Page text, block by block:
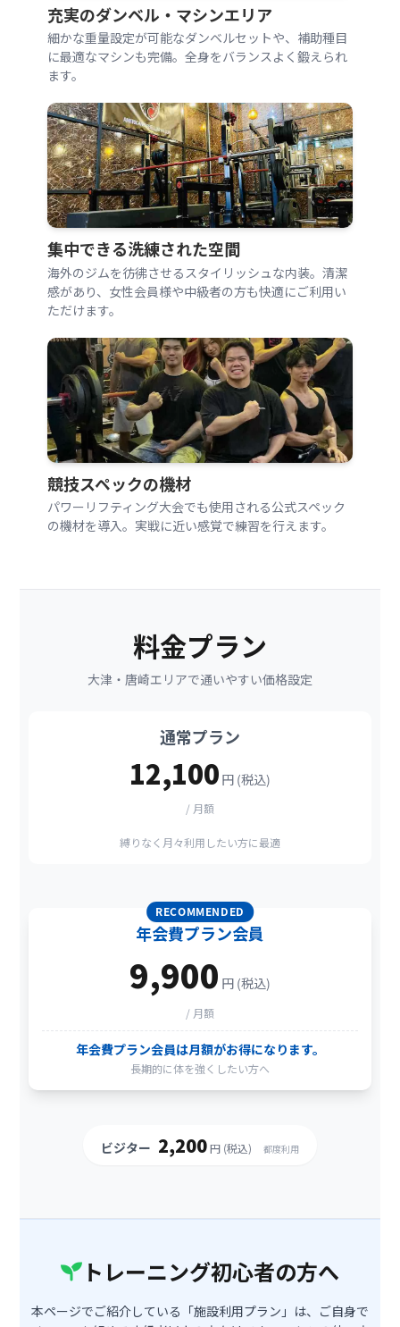
充実のダンベル・マシンエリア
細かな重量設定が可能なダンベルセットや、補助種目
に最適なマシンも完備。全身をバランスよく鍛えられ
ます。
集中できる洗練された空間
海外のジムを彷彿させるスタイリッシュな内装。清潔
感があり、女性会員様や中級者の方も快適にご利用い
ただけます。
競技スペックの機材
パワーリフティング大会でも使用される公式スペック
の機材を導入。実戦に近い感覚で練習を行えます。
料金プラン
大津・唐崎エリアで通いやすい価格設定
通常プラン
12,100 円 (税込)
/ 月額
縛りなく月々利用したい方に最適
RECOMMENDED
年会費プラン会員
9,900 円 (税込)
/ 月額
年会費プラン会員は月額がお得になります。
長期的に体を強くしたい方へ
ビジター 2,200円 (税込) 都度利用
トレーニング初心者の方へ
本ページでご紹介している「施設利用プラン」は、ご自身で